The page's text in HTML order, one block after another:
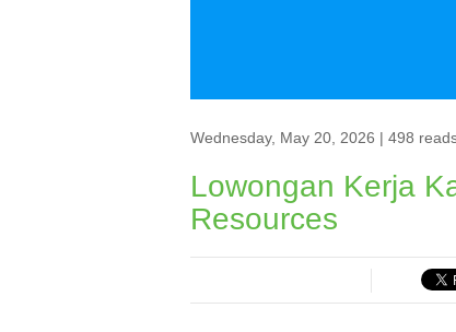
Wednesday, May 20, 2026 | 498
Lowongan Kerja
Resources